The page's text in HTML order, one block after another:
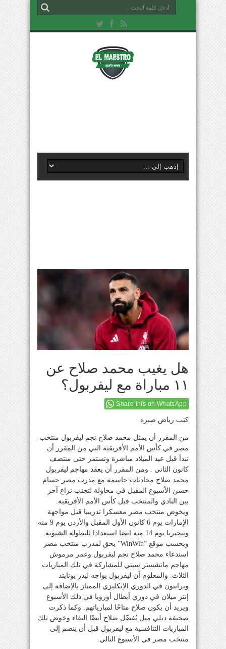
هل يغيب محمد صلاح عن
١١ مباراة مع ليفربول؟
Share this on WhatsApp
كتب رياض صبره
من المقرر أن يمثل محمد صلاح نجم ليفربول منتخب
مصر في كأس الأمم الأفريقية التي من المقرر أن
تبدأ قبل عيد الميلاد مباشرة وتستمر حتى منتصف
كانون الثاني . ومن المقرر أن يعقد مهاجم ليفربول
محمد صلاح محادثات حاسمة مع مدرب مصر حسام
حسن الأسبوع المقبل في محاولة لتجنب نزاع آخر
بين النادي والمنتخب قبل كأس الأمم الأفريقية.
ويخوض منتخب مصر معسكرا تدريبيا قبل مواجهة
الإمارات يوم 6 كانون الأول المقبل والأردن يوم 9 منه
ونيجيريا يوم 14 منه ايضا استعدادا للبطولة الشتوية.
وبحسب موقع “WinWin” يحق لمدرب منتخب مصر
استدعاء محمد صلاح نجم ليفربول وعمر مرموش
مهاجم مانشستر سيتي للمشاركة في تلك المباريات
الثلاث. والمعلوم أن ليفربول يواجه ليدز يونايتد
وبرايتون في الدوري الإنكليزي الممتاز بالإضافة إلى
إنتر ميلان في دوري أبطال أوروبا في ذلك الأسبوع
ويريد أن يكون صلاح متاحًا لمبارياتهم. وكما ذكرت
صحيفة ديلي ميل يُفضّل صلاح أيضًا البقاء وخوض تلك
المباريات التنافسية مع ليفربول قبل أن ينضم إلى
منتخب مصر في الأسبوع التالي.